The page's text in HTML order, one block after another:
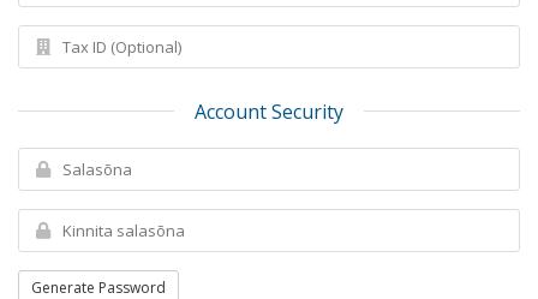
Account Security
Generate Password